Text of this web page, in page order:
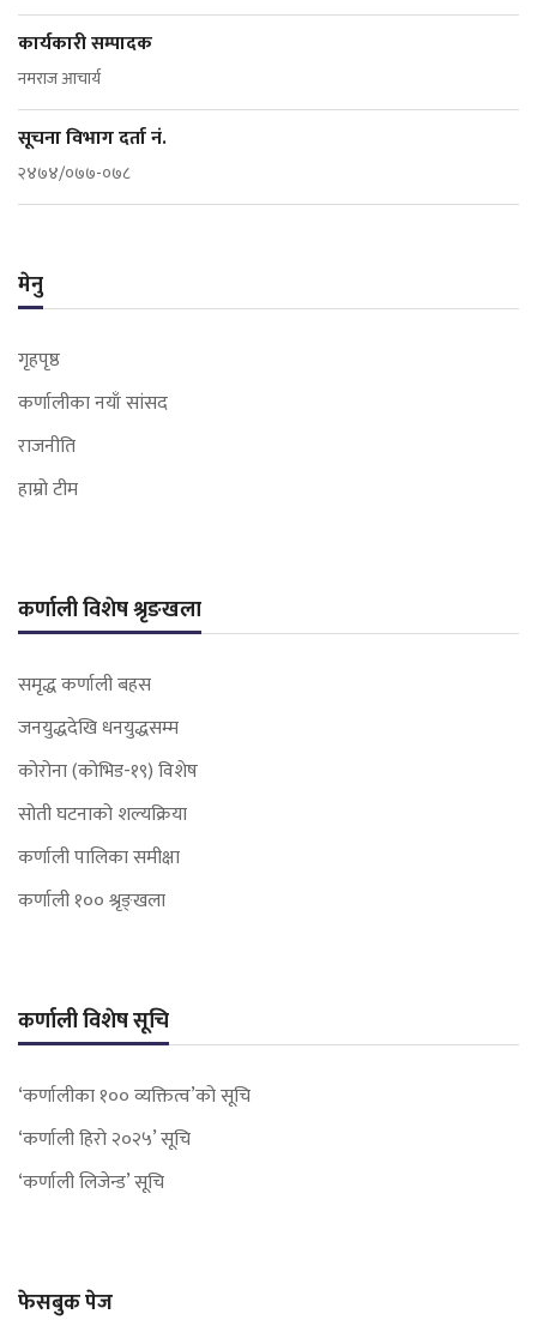
कार्यकारी सम्पादक
नमराज आचार्य
सूचना विभाग दर्ता नं.
२४७४/०७७-०७८
मेनु
गृहपृष्ठ
कर्णालीका नयाँ सांसद
राजनीति
हाम्रो टीम
कर्णाली विशेष श्रृङखला
समृद्ध कर्णाली बहस
जनयुद्धदेखि धनयुद्धसम्म
कोरोना (कोभिड-१९) विशेष
सोती घटनाको शल्यक्रिया
कर्णाली पालिका समीक्षा
कर्णाली १०० श्रृङ्खला
कर्णाली विशेष सूचि
‘कर्णालीका १०० व्यक्तित्व’को सूचि
‘कर्णाली हिरो २०२५’ सूचि
‘कर्णाली लिजेन्ड’ सूचि
फेसबुक पेज